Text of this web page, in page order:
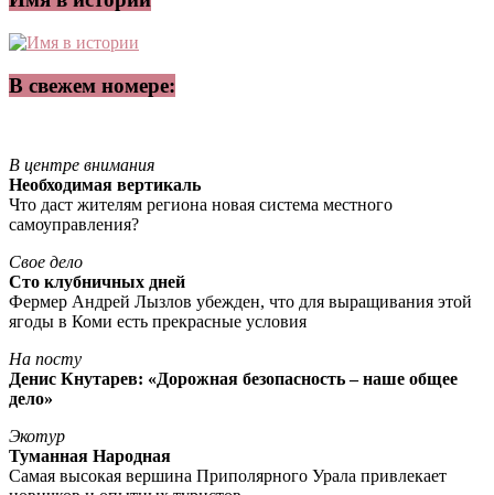
В свежем номере:
В центре внимания
Необходимая вертикаль
Что даст жителям региона новая система местного
самоуправления?
Свое дело
Сто клубничных дней
Фермер Андрей Лызлов убежден, что для выращивания этой
ягоды в Коми есть прекрасные условия
На посту
Денис Кнутарев: «Дорожная безопасность – наше общее
дело»
Экотур
Туманная Народная
Самая высокая вершина Приполярного Урала привлекает